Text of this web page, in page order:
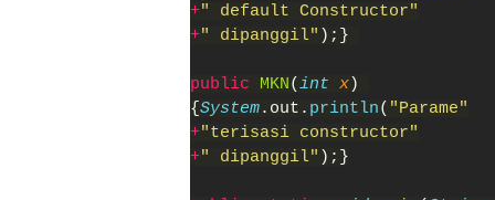
+" default Constructor"
+" dipanggil" );}
public MKN(int x)
{System.out. println( "Parame"
+"terisasi constructor"
+" dipanggil" );}